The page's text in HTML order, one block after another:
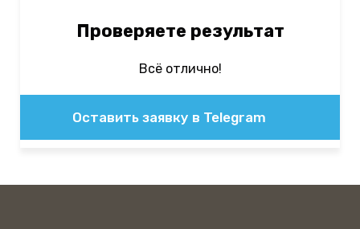
Проверяете результат
Всё отлично!
Оставить заявку в Telegram